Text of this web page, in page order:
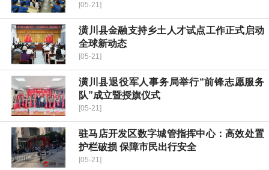
[05-21]
​潢川县金融支持乡土人才试点工作正式启动
全球新动态
[05-21]
潢川县退役军人事务局举行“前锋志愿服务
队”成立暨授旗仪式
[05-21]
驻马店开发区数字城管指挥中心：高效处置
护栏破损 保障市民出行安全
[05-21]